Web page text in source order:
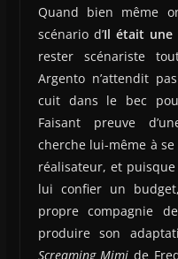
Quand bien même
scénario d’Il était une
rester scénariste
Argento n’attendit
cuit dans le bec
Faisant preuve
cherche lui-même à
réalisateur, et
lui confier un
propre compagnie
produire son
Screaming Mimi de